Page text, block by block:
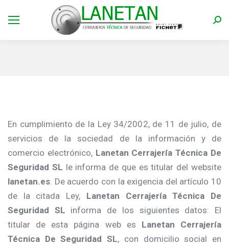
En cumplimiento de la Ley 34/2002, de 11 de julio, de
servicios de la sociedad de la información y de
comercio electrónico, Lanetan Cerrajería Técnica De
Seguridad SL le informa de que es titular del website
lanetan.es . De acuerdo con la exigencia del artículo 10
de la citada Ley, Lanetan Cerrajería Técnica De
Seguridad SL informa de los siguientes datos: El
titular de esta página web es Lanetan Cerrajería
Técnica De Seguridad SL, con domicilio social en